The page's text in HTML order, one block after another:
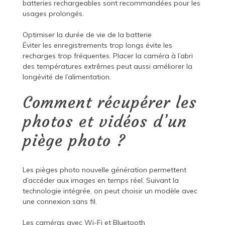
batteries rechargeables sont recommandées pour les
usages prolongés.
Optimiser la durée de vie de la batterie
Éviter les enregistrements trop longs évite les
recharges trop fréquentes. Placer la caméra à l’abri
des températures extrêmes peut aussi améliorer la
longévité de l’alimentation.
Comment récupérer les
photos et vidéos d’un
piège photo ?
Les pièges photo nouvelle génération permettent
d’accéder aux images en temps réel. Suivant la
technologie intégrée, on peut choisir un modèle avec
une connexion sans fil.
Les caméras avec Wi-Fi et Bluetooth